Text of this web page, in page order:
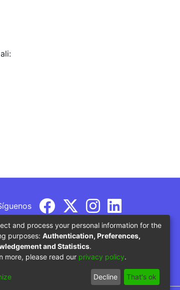
del Ministerio de Educación
and process your personal information for the
purposes: Authentication, Preferences,
and Statistics.
more, please read our privacy policy.
Decline That's ok